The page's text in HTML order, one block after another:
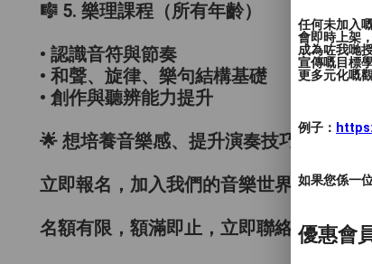
🎼 5. 樂理課程（所有年齡）
• 認識音符與節奏
• 和聲、旋律、樂句結構基礎
• 創作與聽辨能力提升
🌟 想培養音樂感、提升演奏技巧或準備考
立即報名，加入我們的音樂世界！
名額有限，額滿即止，立即聯絡我們了解
任何未加入
會即時上架
成為咗我哋
宣傳嘅目標
更多元化嘅
例子：
如果您係一
優惠會